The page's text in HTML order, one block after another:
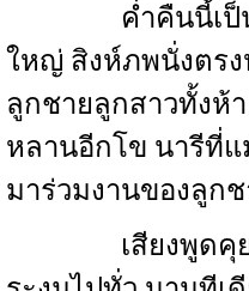
ค่ำคืนนี้เป็นเส
ใหญ่ สิงห์ภพนั่งตร
ลูกชายลูกสาวทั้งห้
หลานอีกโข นารีที่
มาร่วมงานของลูก
เสียงพูดคุยอย่